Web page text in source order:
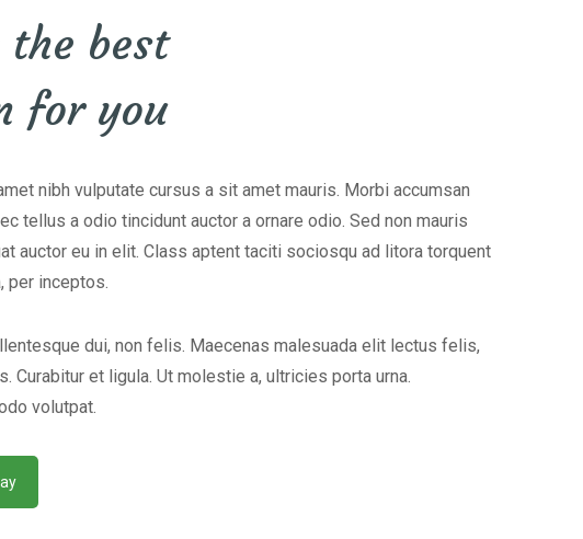
best
for you
nibh vulputate cursus a sit amet mauris. Morbi accumsan
tellus a odio tincidunt auctor a ornare odio. Sed non mauris
auctor eu in elit. Class aptent taciti sociosqu ad litora torquent
per inceptos.
dui, non felis. Maecenas malesuada elit lectus felis,
Curabitur et ligula. Ut molestie a, ultricies porta urna.
volutpat.